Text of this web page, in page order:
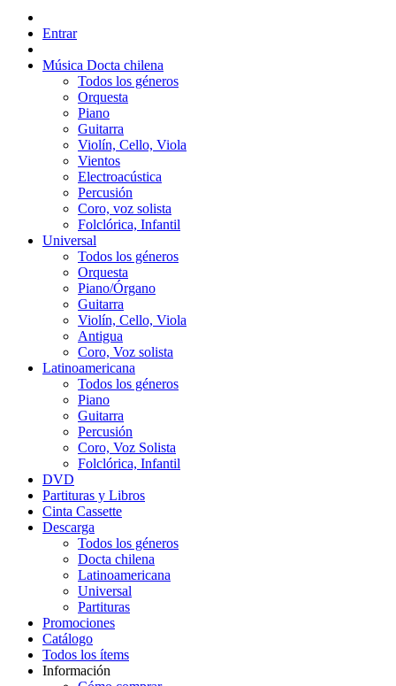
Entrar
Música Docta chilena
Todos los géneros
Orquesta
Piano
Guitarra
Violín, Cello, Viola
Vientos
Electroacústica
Percusión
Coro, voz solista
Folclórica, Infantil
Universal
Todos los géneros
Orquesta
Piano/Órgano
Guitarra
Violín, Cello, Viola
Antigua
Coro, Voz solista
Latinoamericana
Todos los géneros
Piano
Guitarra
Percusión
Coro, Voz Solista
Folclórica, Infantil
DVD
Partituras y Libros
Cinta Cassette
Descarga
Todos los géneros
Docta chilena
Latinoamericana
Universal
Partituras
Promociones
Catálogo
Todos los ítems
Información